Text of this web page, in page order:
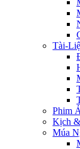
Tài-
Phim
Kịch
Múa